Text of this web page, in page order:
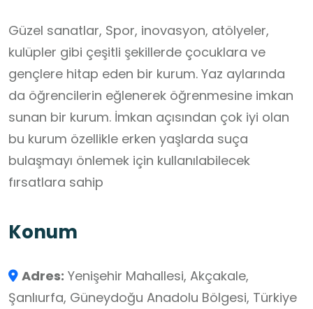
Güzel sanatlar, Spor, inovasyon, atölyeler,
kulüpler gibi çeşitli şekillerde çocuklara ve
gençlere hitap eden bir kurum. Yaz aylarında
da öğrencilerin eğlenerek öğrenmesine imkan
sunan bir kurum. İmkan açısından çok iyi olan
bu kurum özellikle erken yaşlarda suça
bulaşmayı önlemek için kullanılabilecek
fırsatlara sahip
Konum
Adres: Yenişehir Mahallesi, Akçakale,
Şanlıurfa, Güneydoğu Anadolu Bölgesi, Türkiye